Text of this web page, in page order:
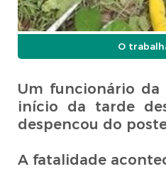
O
Um funcionário da
início da tarde
despencou do
A fatalidade